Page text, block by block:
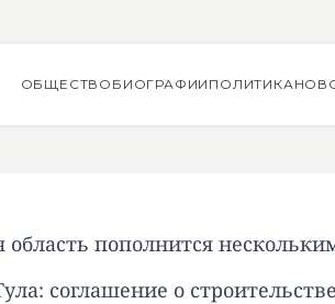
ОБЩЕСТВО БИОГРАФИИ ПОЛИТИКА
область пополнится
соглашение о